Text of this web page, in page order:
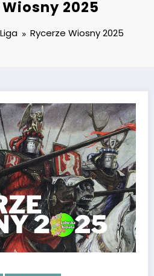
2025
Rycerze Wiosny 2025